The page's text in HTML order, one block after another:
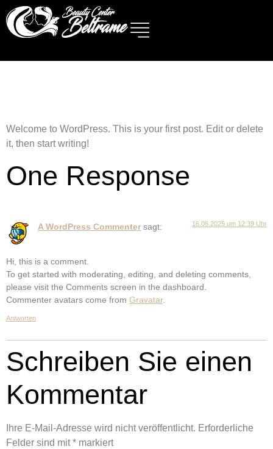
Welcome to WordPress. This is your first post. Edit or delete
it, then start writing!
One Response
A WordPress Commenter sagt: 16.06.2025 um 12:39 Uhr
Hi, this is a comment.
To get started with moderating, editing, and deleting comments,
please visit the Comments screen in the dashboard.
Commenter avatars come from Gravatar.
Antworten
Schreiben Sie einen
Kommentar
Ihre E-Mail-Adresse wird nicht veröffentlicht. Erforderliche
Felder sind mit* markiert